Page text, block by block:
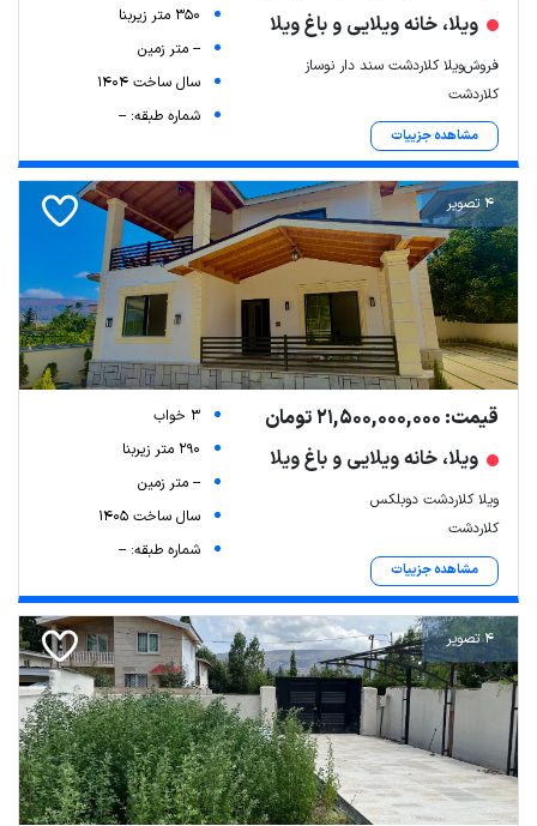
ویلا، خانه ویلایی و باغ ویلا
فروش‌ویلا کلاردشت سند دار نوساز
کلاردشت
مشاهده جزییات
350 متر زیربنا
-- متر زمین
سال ساخت 1404
شماره طبقه: --
4 تصویر
قیمت: 21,500,000,000 تومان
ویلا، خانه ویلایی و باغ ویلا
ویلا کلاردشت دوبلکس
کلاردشت
مشاهده جزییات
3 خواب
290 متر زیربنا
-- متر زمین
سال ساخت 1405
شماره طبقه: --
4 تصویر